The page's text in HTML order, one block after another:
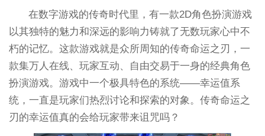
在数字游戏的传奇时代里，有一款2D角色扮演游戏
以其独特的魅力和深远的影响力铸就了无数玩家心中不
朽的记忆。这款游戏就是众所周知的传奇命运之刃，一
款集万人在线、玩家互动、自由交易于一身的经典角色
扮演游戏。游戏中一个极具特色的系统——幸运值系
统，一直是玩家们热烈讨论和探索的对象。传奇命运之
刃的幸运值真的会给玩家带来诅咒吗？